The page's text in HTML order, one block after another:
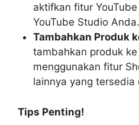
aktifkan fitur
YouTube Studio Anda.
Tambahkan Produk
tambahkan produk
menggunakan fitur
lainnya yang tersedia
Tips Penting!